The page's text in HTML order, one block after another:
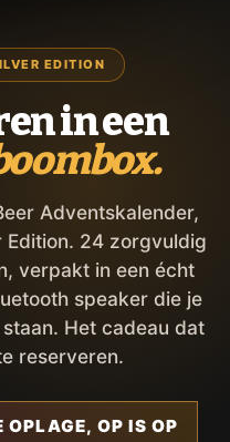
EDITION
in een
Adventskalender,
Edition. 24 zorgvuldig
verpakt in een écht
speaker die je
Het cadeau dat
reserveren.
OPLAGE, OP IS OP